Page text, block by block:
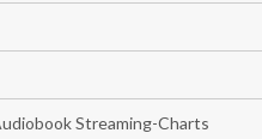
Streaming-Charts